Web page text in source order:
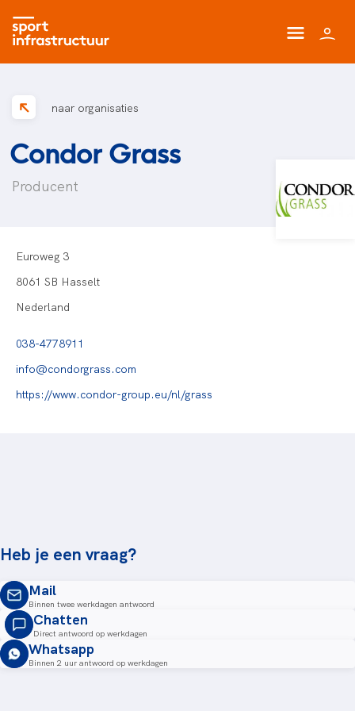
naar organisaties
Condor Grass
Producent
Euroweg 3
8061 SB Hasselt
Nederland
038-4778911
info@condorgrass.com
https://www.condor-group.eu/nl/grass
Heb je een vraag?
Mail
Binnen twee werkdagen antwoord
Chatten
Direct antwoord op werkdagen
Whatsapp
Binnen 2 uur antwoord op werkdagen